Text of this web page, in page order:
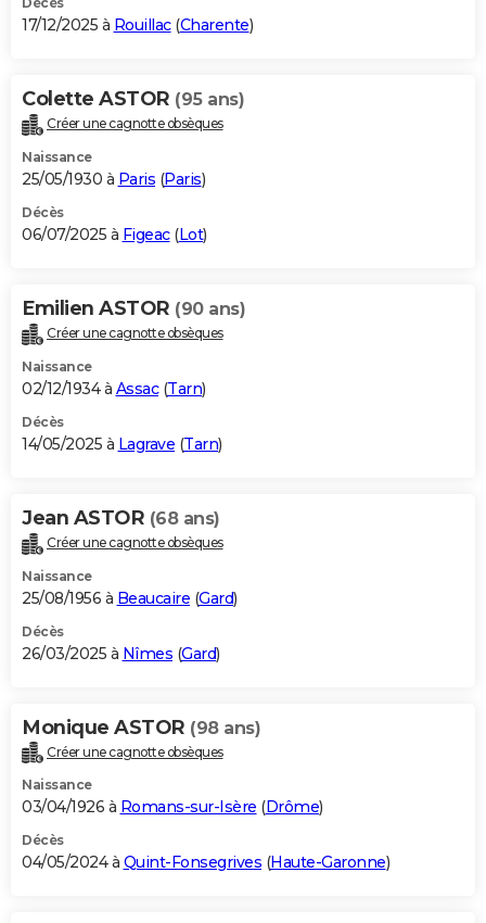
BONS PLANS
Carte de Noël
Carte Bonne année
Carte Saint-Valentin
Carte Pâques
Carte d'anniversaire
DICTIONNAIRE
Dictionnaire
Biographies
Citations
Expressions
Proverbes
PROGRAMME TV
S'inscrire
Se connecter
Lycées
Collèges
Primaires
Universités
Entreprises
Service militaire
Avis de recherche
AVIS DE DÉCÈS
Bricolage
Lifestyle
Culture
Sport
Auto
Television
Voyage
Cinema
17/12/2025 à Rouillac(Charente)
Colette ASTOR (95 ans)
Créer une cagnotte obsèques
Naissance
25/05/1930 à Paris (Paris)
Décès
06/07/2025 à Figeac(Lot)
Emilien ASTOR (90 ans)
Créer une cagnotte obsèques
Naissance
02/12/1934 à Assac(Tarn)
Décès
14/05/2025 à Lagrave (Tarn)
Jean ASTOR (68 ans)
Créer une cagnotte obsèques
Naissance
25/08/1956 à Beaucaire (Gard)
Décès
26/03/2025 à Nîmes (Gard)
Monique ASTOR (98 ans)
Créer une cagnotte obsèques
Naissance
03/04/1926 à Romans-sur-Isère (Drôme)
Décès
04/05/2024 à Quint-Fonsegrives (Haute-Garonne)